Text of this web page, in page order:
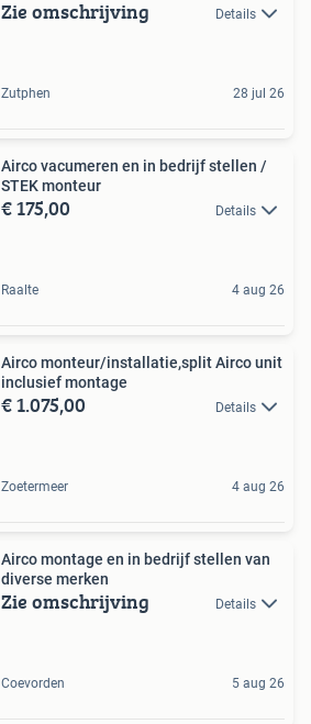
Zie omschrijving Details
Zutphen 28 jul 26
Airco vacumeren en in bedrijf stellen /
STEK monteur
€ 175,00 Details
Raalte 4 aug 26
Airco monteur/installatie,split Airco unit
inclusief montage
€ 1.075,00 Details
Zoetermeer 4 aug 26
Airco montage en in bedrijf stellen van
diverse merken
Zie omschrijving Details
Coevorden 5 aug 26